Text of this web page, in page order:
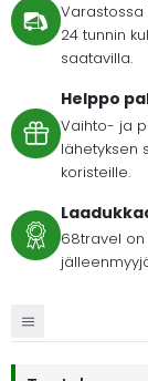
Varastossa
24 tunnin
saatavilla.
Helppo
Vaihto- ja
lähetyksen
koristeille.
68travel on